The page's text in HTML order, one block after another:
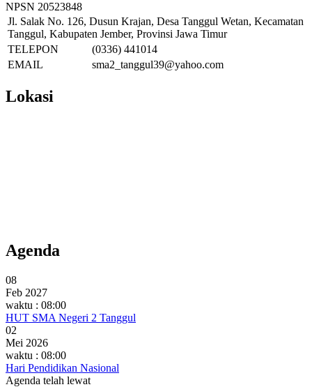
NPSN 20523848
Jl. Salak No. 126, Dusun Krajan, Desa Tanggul Wetan, Kecamatan
Tanggul, Kabupaten Jember, Provinsi Jawa Timur
TELEPON
(0336) 441014
EMAIL
sma2_tanggul39@yahoo.com
Lokasi
Agenda
08
Feb 2027
waktu : 08:00
HUT SMA Negeri 2 Tanggul
02
Mei 2026
waktu : 08:00
Hari Pendidikan Nasional
Agenda telah lewat